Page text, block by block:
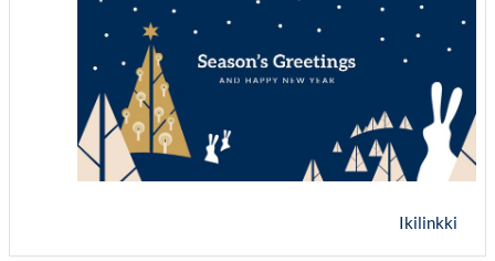
Ikilinkki